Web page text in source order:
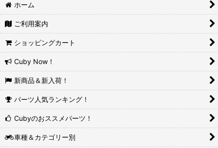
ホーム
ご利用案内
ショッピングカート
Cuby Now！
新商品＆新入荷！
パーツ人気ランキング！
Cubyのおススメパーツ！
車種＆カテゴリー別